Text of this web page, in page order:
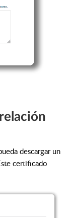
descargar un
certificado